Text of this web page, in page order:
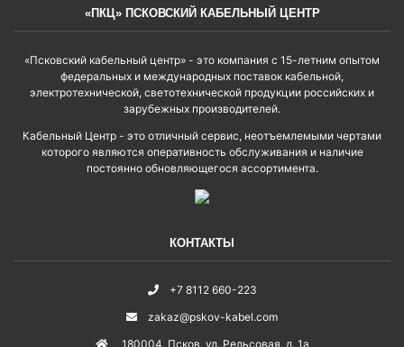
«ПКЦ» ПСКОВСКИЙ КАБЕЛЬНЫЙ ЦЕНТР
«Псковский кабельный центр» - это компания с 15-летним опытом
федеральных и международных поставок кабельной,
электротехнической, светотехнической продукции российских и
зарубежных производителей.
Кабельный Центр - это отличный сервис, неотъемлемыми чертами
которого являются оперативность обслуживания и наличие
постоянно обновляющегося ассортимента.
КОНТАКТЫ
+7 8112 660-223
zakaz@pskov-kabel.com
180004, Псков, ул. Рельсовая, д. 1а